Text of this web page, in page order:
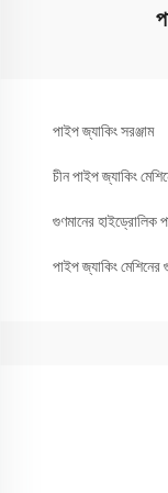
পাইপ জ্যাকিং সরঞ্জাম
চীন পাইপ জ্যাকিং
গুণমানের হাইড্রোলিক
পাইপ জ্যাকিং মেশিনের